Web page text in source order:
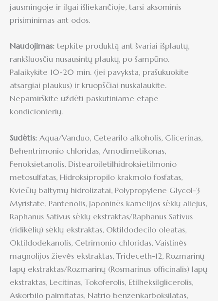
jausmingoje ir ilgai išliekančioje, tarsi aksominis
prisiminimas ant odos.
Naudojimas:tepkite produktą ant švariai išplautų,
rankšluosčiu nusausintų plaukų, po šampūno.
Palaikykite 10-20 min. (jei pavyksta, prašukuokite
atsargiai plaukus) ir kruopščiai nuskalaukite.
Nepamirškite uždėti paskutiniame etape
kondicionierių.
Sudėtis: Aqua/Vanduo, Cetearilo alkoholis, Glicerinas,
Behentrimonio chloridas, Amodimetikonas,
Fenoksietanolis, Distearoiletilhidroksietilmonio
metosulfatas, Hidroksipropilo krakmolo fosfatas,
Kviečių baltymų hidrolizatai, Polypropylene Glycol-3
Myristate, Pantenolis, Japoninės kamelijos sėklų aliejus,
Raphanus Sativus sėklų ekstraktas/Raphanus Sativus
(ridikėlių) sėklų ekstraktas, Oktildodecilo oleatas,
Oktildodekanolis, Cetrimonio chloridas, Vaistinės
magnolijos žievės ekstraktas, Trideceth-12, Rozmarinų
lapų ekstraktas/Rozmarinų (Rosmarinus officinalis) lapų
ekstraktas, Lecitinas, Tokoferolis, Etilheksilglicerolis,
Askorbilo palmitatas, Natrio benzenkarboksilatas,